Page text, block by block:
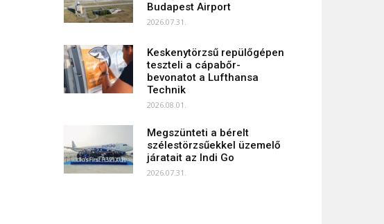
Budapest Airport
2026.07.31.
Keskenytörzsű repülőgépen
teszteli a cápabőr-
bevonatot a Lufthansa
Technik
2026.08.01.
Megszünteti a bérelt
szélestörzsűekkel üzemelő
járatait az Indi Go
2026.07.31.